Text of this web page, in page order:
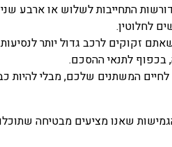
התחייבות לשלוש או ארבע
לחלוטין.
זקוקים לרכב גדול יותר
בכפוף לתנאי ההסכם.
המשתנים שלכם, מבלי להיות
שאנו מציעים מבטיחה